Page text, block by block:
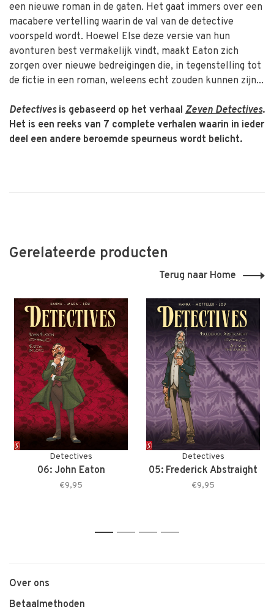
een nieuwe roman in de gaten. Het gaat immers over een
macabere vertelling waarin de val van de detective
voorspeld wordt. Hoewel Else deze versie van hun
avonturen best vermakelijk vindt, maakt Eaton zich
zorgen over nieuwe bedreigingen die, in tegenstelling tot
de fictie in een roman, weleens echt zouden kunnen zijn...
Detectivesis gebaseerd op het verhaal Zeven Detectives.
Het is een reeks van 7 complete verhalen waarin in ieder
deel een andere beroemde speurneus wordt belicht.
Gerelateerde producten
Terug naar Home
Detectives
06: John Eaton
€9,95
Detectives
05: Frederick Abstraight
€9,95
1 2 3 4
Over ons
Betaalmethoden